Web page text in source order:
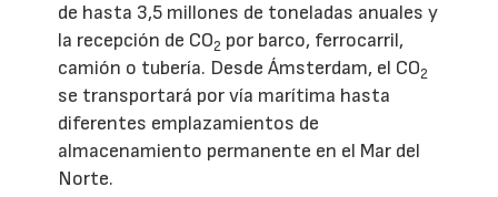
de hasta 3,5 millones de toneladas anuales y
la recepción de CO2 por barco, ferrocarril,
camión o tubería. Desde Ámsterdam, el CO2
se transportará por vía marítima hasta
diferentes emplazamientos de
almacenamiento permanente en el Mar del
Norte.